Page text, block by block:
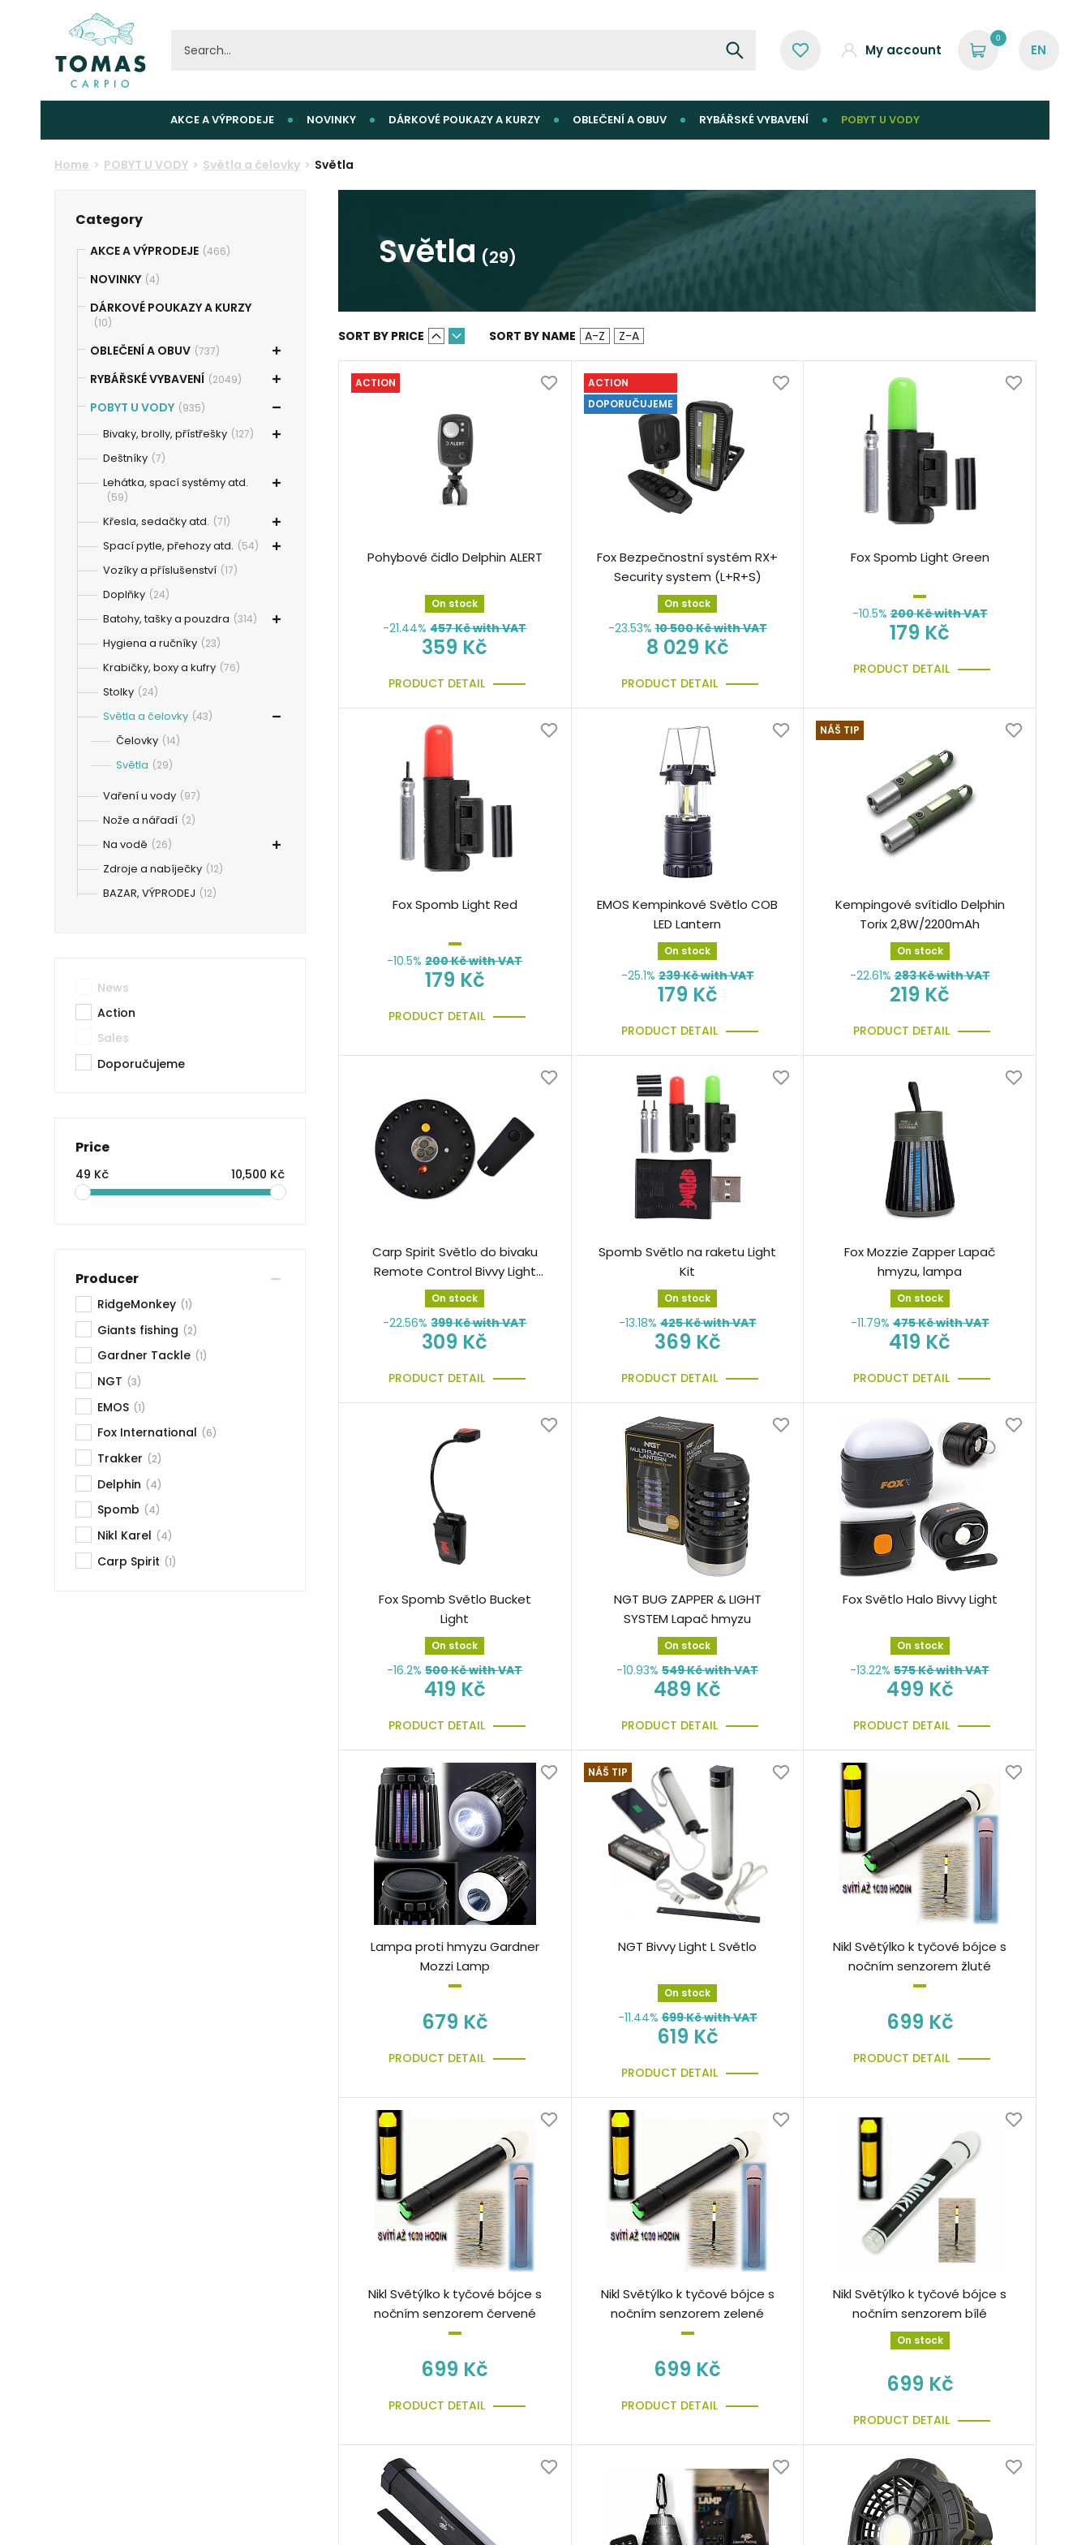
My account
0
AKCE A VÝPRODEJE NOVINKY DÁRKOVÉ POUKAZY A KURZY OBLEČENÍ A OBUV RYBÁŘSKÉ VYBAVENÍ POBYT U VODY
Home POBYT U VODY Světla a čelovky Světla
Category
AKCE A VÝPRODEJE (466)
NOVINKY (4)
DÁRKOVÉ POUKAZY A KURZY
(10)
OBLEČENÍ A OBUV (737)
RYBÁŘSKÉ VYBAVENÍ (2049)
POBYT U VODY (935)
Bivaky, brolly, přístřešky (127)
Deštníky (7)
Lehátka, spací systémy atd.
(59)
Křesla, sedačky atd. (71)
Spací pytle, přehozy atd. (54)
Vozíky a příslušenství (17)
Doplňky (24)
Batohy, tašky a pouzdra (314)
Hygiena a ručníky (23)
Krabičky, boxy a kufry (76)
Stolky (24)
Světla a čelovky (43)
Čelovky (14)
Světla (29)
Vaření u vody (97)
Nože a nářadí (2)
Na vodě (26)
Zdroje a nabíječky (12)
BAZAR, VÝPRODEJ (12)
News
Action
Sales
Doporučujeme
Price
49 Kč 10,500 Kč
Producer
RidgeMonkey (1)
Giants fishing (2)
Gardner Tackle (1)
NGT (3)
EMOS (1)
Fox International (6)
Trakker (2)
Delphin (4)
Spomb (4)
Nikl Karel (4)
Carp Spirit (1)
Světla (29)
SORT BY PRICE SORT BY NAME A-Z Z-A
ACTION
Pohybové čidlo Delphin ALERT
On stock
-21.44% 457Kč with VAT
359 Kč
PRODUCT DETAIL
ACTION
DOPORUČUJEME
Fox Bezpečnostní systém RX+
Security system (L+R+S)
On stock
-23.53% 10 500Kč with VAT
8 029 Kč
PRODUCT DETAIL
Fox Spomb Light Green
-10.5% 200Kč with VAT
179 Kč
PRODUCT DETAIL
Fox Spomb Light Red
-10.5% 200Kč with VAT
179 Kč
PRODUCT DETAIL
EMOS Kempinkové Světlo COB
LED Lantern
On stock
-25.1% 239Kč with VAT
179 Kč
PRODUCT DETAIL
NÁŠ TIP
Kempingové svítidlo Delphin
Torix 2,8W/2200mAh
On stock
-22.61% 283Kč with VAT
219 Kč
PRODUCT DETAIL
Carp Spirit Světlo do bivaku
Remote Control Bivvy Light
svítidlo LED
On stock
-22.56% 399Kč with VAT
309 Kč
PRODUCT DETAIL
Spomb Světlo na raketu Light
Kit
On stock
-13.18% 425Kč with VAT
369 Kč
PRODUCT DETAIL
Fox Mozzie Zapper Lapač
hmyzu, lampa
On stock
-11.79% 475Kč with VAT
419 Kč
PRODUCT DETAIL
Fox Spomb Světlo Bucket
Light
On stock
-16.2% 500Kč with VAT
419 Kč
PRODUCT DETAIL
NGT BUG ZAPPER & LIGHT
SYSTEM Lapač hmyzu
On stock
-10.93% 549Kč with VAT
489 Kč
PRODUCT DETAIL
Fox Světlo Halo Bivvy Light
On stock
-13.22% 575Kč with VAT
499 Kč
PRODUCT DETAIL
Lampa proti hmyzu Gardner
Mozzi Lamp
679 Kč
PRODUCT DETAIL
NÁŠ TIP
NGT Bivvy Light L Světlo
On stock
-11.44% 699Kč with VAT
619 Kč
PRODUCT DETAIL
Nikl Světýlko k tyčové bójce s
nočním senzorem žluté
699 Kč
PRODUCT DETAIL
Nikl Světýlko k tyčové bójce s
nočním senzorem červené
699 Kč
PRODUCT DETAIL
Nikl Světýlko k tyčové bójce s
nočním senzorem zelené
699 Kč
PRODUCT DETAIL
Nikl Světýlko k tyčové bójce s
nočním senzorem bílé
On stock
699 Kč
PRODUCT DETAIL